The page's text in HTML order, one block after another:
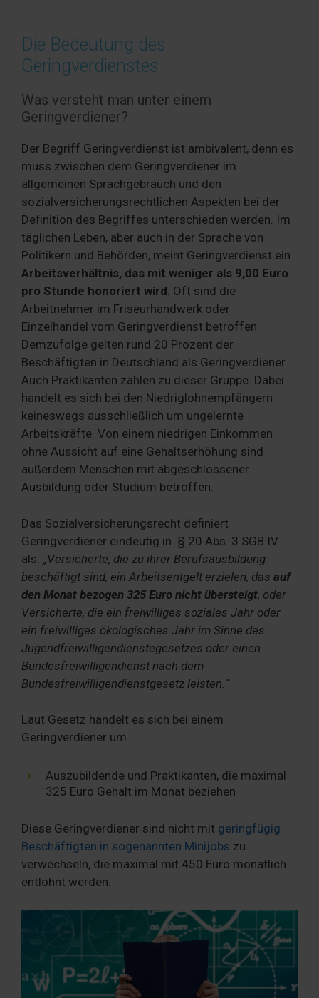
Die Bedeutung des
Geringverdienstes
Was versteht man unter einem
Geringverdiener?
Der Begriff Geringverdienst ist ambivalent, denn es
muss zwischen dem Geringverdiener im
allgemeinen Sprachgebrauch und den
sozialversicherungsrechtlichen Aspekten bei der
Definition des Begriffes unterschieden werden. Im
täglichen Leben, aber auch in der Sprache von
Politikern und Behörden, meint Geringverdienst ein
Arbeitsverhältnis, das mit weniger als 9,00 Euro
pro Stunde honoriert wird. Oft sind die
Arbeitnehmer im Friseurhandwerk oder
Einzelhandel vom Geringverdienst betroffen.
Demzufolge gelten rund 20 Prozent der
Beschäftigten in Deutschland als Geringverdiener.
Auch Praktikanten zählen zu dieser Gruppe. Dabei
handelt es sich bei den Niedriglohnempfängern
keineswegs ausschließlich um ungelernte
Arbeitskräfte. Von einem niedrigen Einkommen
ohne Aussicht auf eine Gehaltserhöhung sind
außerdem Menschen mit abgeschlossener
Ausbildung oder Studium betroffen.
Das Sozialversicherungsrecht definiert
Geringverdiener eindeutig in. § 20 Abs. 3 SGB IV
als: „Versicherte, die zu ihrer Berufsausbildung
beschäftigt sind, ein Arbeitsentgelt erzielen, das auf
den Monat bezogen 325 Euro nicht übersteigt, oder
Versicherte, die ein freiwilliges soziales Jahr oder
ein freiwilliges ökologisches Jahr im Sinne des
Jugendfreiwilligendienstegesetzes oder einen
Bundesfreiwilligendienst nach dem
Bundesfreiwilligendienstgesetz leisten.“
Laut Gesetz handelt es sich bei einem
Geringverdiener um
Auszubildende und Praktikanten, die maximal
325 Euro Gehalt im Monat beziehen
Diese Geringverdiener sind nicht mit geringfügig
Beschäftigten in sogenannten Minijobs zu
verwechseln, die maximal mit 450 Euro monatlich
entlohnt werden.